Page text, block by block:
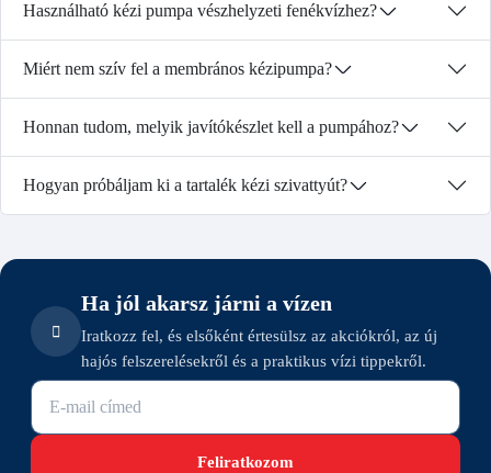
Használható kézi pumpa vészhelyzeti fenékvízhez?
Miért nem szív fel a membrános kézipumpa?
Honnan tudom, melyik javítókészlet kell a pumpához?
Hogyan próbáljam ki a tartalék kézi szivattyút?
Ha jól akarsz járni a vízen
Iratkozz fel, és elsőként értesülsz az akciókról, az új
hajós felszerelésekről és a praktikus vízi tippekről.
E-mail cím
Feliratkozom